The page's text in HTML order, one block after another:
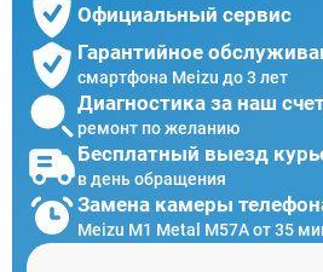
Официальный сервис
Гарантийное
смартфона Meizu до 3 лет
Диагностика за наш
ремонт по желанию
Бесплатный выезд
в день обращения
Замена камеры
Meizu M1 Metal M57A от 35